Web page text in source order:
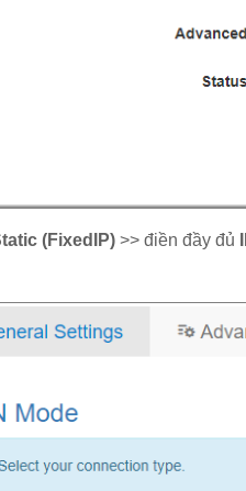
(FixedIP) >> điền đầy đủ